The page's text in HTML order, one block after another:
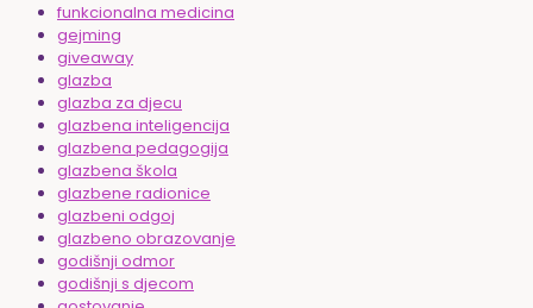
funkcionalna medicina
gejming
giveaway
glazba
glazba za djecu
glazbena inteligencija
glazbena pedagogija
glazbena škola
glazbene radionice
glazbeni odgoj
glazbeno obrazovanje
godišnji odmor
godišnji s djecom